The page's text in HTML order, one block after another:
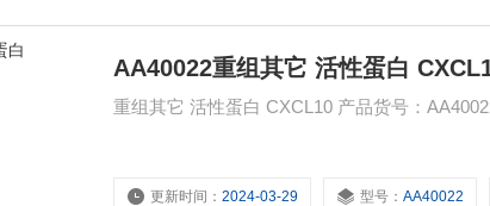
AA40022重组其它 活性蛋白
重组其它 活性蛋白 CXCL10 产品货号：
更新时间：2024-03-29 型号：AA40022